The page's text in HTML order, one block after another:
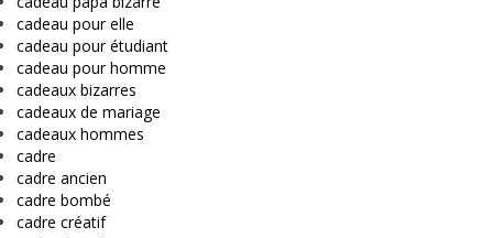
cadeau pour elle
cadeau pour étudiant
cadeau pour homme
cadeaux bizarres
cadeaux de mariage
cadeaux hommes
cadre
cadre ancien
cadre bombé
cadre créatif